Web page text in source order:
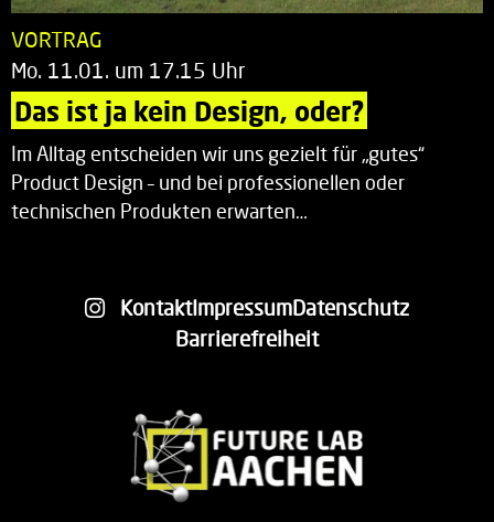
VORTRAG
Mo. 11.01. um 17.15 Uhr
Das ist ja kein Design, oder?
Im Alltag entscheiden wir uns gezielt für „gutes“
Product Design – und bei professionellen oder
technischen Produkten erwarten…
KontaktImpressumDatenschutz
Barrierefreiheit